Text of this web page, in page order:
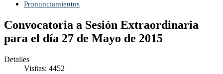
Pronunciamientos
Convocatoria a Sesión Extraordinaria
para el día 27 de Mayo de 2015
Detalles
Visitas: 4452